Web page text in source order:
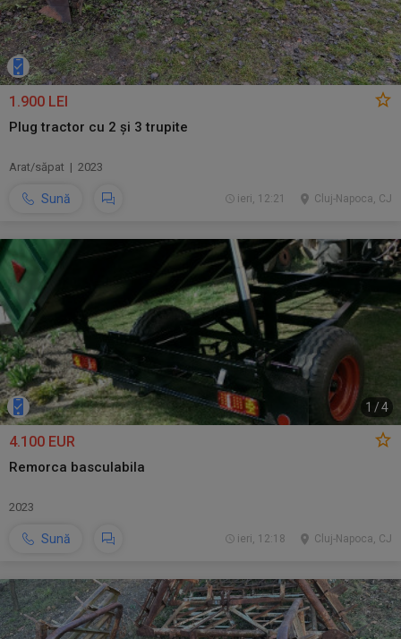
1.900 LEI
Plug tractor cu 2 și 3 trupite
Arat/săpat | 2023
Sună Cluj-Napoca, CJ
ieri, 12:21
1 /4
4.100 EUR
Remorca basculabila
2023
Sună Cluj-Napoca, CJ
ieri, 12:18